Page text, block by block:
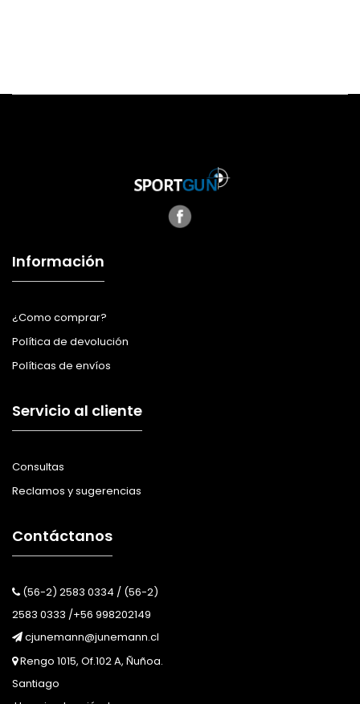
Información
¿Como comprar?
Política de devolución
Políticas de envíos
Servicio al cliente
Consultas
Reclamos y sugerencias
Contáctanos
(56-2) 2583 0334 / (56-2)
2583 0333 /+56 998202149
cjunemann@junemann.cl
Rengo 1015, Of.102 A, Ñuñoa.
Santiago